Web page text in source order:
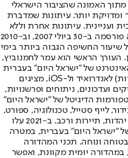
האמונה שהציבור הישראלי
ומדויקת יותר. עיתונות שמדברת
ועניינית. עיתונות אחרת וללא
תשלום. המהדורה המודפסת הראשונה פורסמה ב-30 ביולי 2007, וב-2010
שיעור החשיפה הגבוה ביותר בימי
העורך הראשי הוא עמר לחמנוביץ,
של "ישראל היום" בעברית
ובאנגלית, כמו כן היישומונים (אפליקציות) לאנדרואיד ול-iOS, מציגים
ועדכונים, ניתוחים ופרשנויות,
הדיגיטל של "ישראל היום"
לייף סטייל, טכנולוגיה, ספורט,
כלכלה וצרכנות, בריאות, חיילים, אוכל, יהדות, תיירות ורכב. ב-2021 עלו
"ישראל היום" בעברית, במטרה
ונוחה. תכני המהדורה
יומית מקוונת, ואפשר